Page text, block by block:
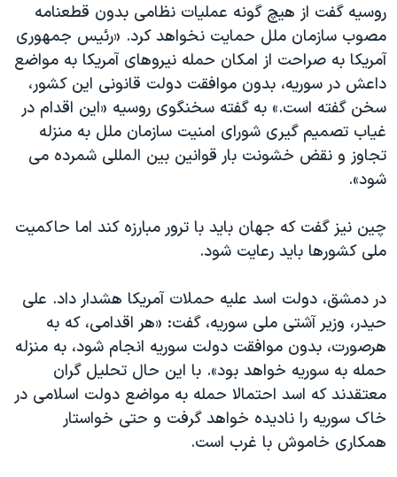
روسیه گفت از هیچ گونه عملیات نظامی بدون قطعنامه
مصوب سازمان ملل حمایت نخواهد کرد. «رئیس جمهوری
آمریکا به صراحت از امکان حمله نیروهای آمریکا به مواضع
داعش در سوریه، بدون موافقت دولت قانونی این کشور،
سخن گفته است.» به گفته سخنگوی روسیه «این اقدام در
غیاب تصمیم گیری شورای امنیت سازمان ملل به منزله
تجاوز و نقض خشونت بار قوانین بین المللی شمرده می
شود».
چین نیز گفت که جهان باید با ترور مبارزه کند اما حاکمیت
ملی کشورها باید رعایت شود.
در دمشق، دولت اسد علیه حملات آمریکا هشدار داد. علی
حیدر، وزیر آشتی ملی سوریه، گفت: «هر اقدامی، که به
هرصورت، بدون موافقت دولت سوریه انجام شود، به منزله
حمله به سوریه خواهد بود». با این حال تحلیل گران
معتقدند که اسد احتمالا حمله به مواضع دولت اسلامی در
خاک سوریه را نادیده خواهد گرفت و حتی خواستار
همکاری خاموش با غرب است.